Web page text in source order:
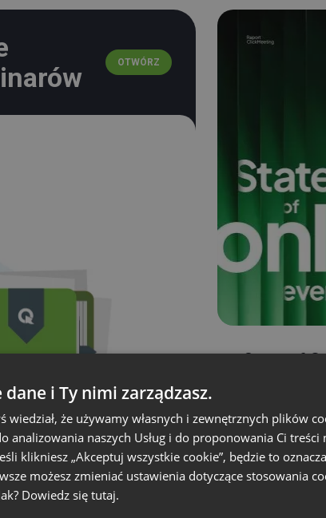
OTWÓRZ
State of
dane i Ty nimi zarządzasz.
wiedział, że używamy własnych i zewnętrznych plików
analizowania naszych Usług i do proponowania Ci treści
klikniesz „Akceptuj wszystkie cookie”, będzie to
możesz zmieniać ustawienia dotyczące stosowania
Dowiedz się tutaj.